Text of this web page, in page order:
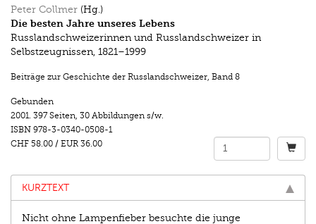
Peter Collmer (Hg.)
Die besten Jahre unseres Lebens
Russlandschweizerinnen und Russlandschweizer in
Selbstzeugnissen, 1821–1999
Beiträge zur Geschichte der Russlandschweizer, Band 8
Gebunden
2001. 397 Seiten, 30 Abbildungen s/w.
ISBN 978-3-0340-0508-1
CHF 58.00 / EUR 36.00
KURZTEXT
Nicht ohne Lampenfieber besuchte die junge